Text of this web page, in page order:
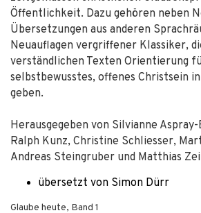
Öffentlichkeit. Dazu gehören neben
Übersetzungen aus anderen
Neuauflagen vergriffener Klassiker,
verständlichen Texten Orientierung
selbstbewusstes, offenes Christsein
geben.
Herausgegeben von Silvianne
Ralph Kunz, Christine Schliesser,
Andreas Steingruber und Matthias
übersetzt von Simon Dürr
Glaube heute, Band 1